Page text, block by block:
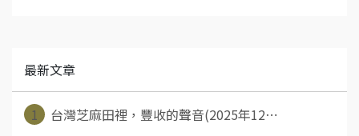
最新文章
1
台灣芝麻田裡，豐收的聲音(2025年12⋯